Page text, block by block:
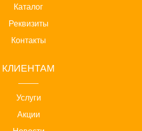
Каталог
Реквизиты
Контакты
КЛИЕНТАМ
Услуги
Акции